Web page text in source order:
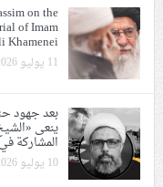
on the
of Imam
Khamenei
11 يوليو 2026
ينعى
المشاركة
10 يوليو 2026